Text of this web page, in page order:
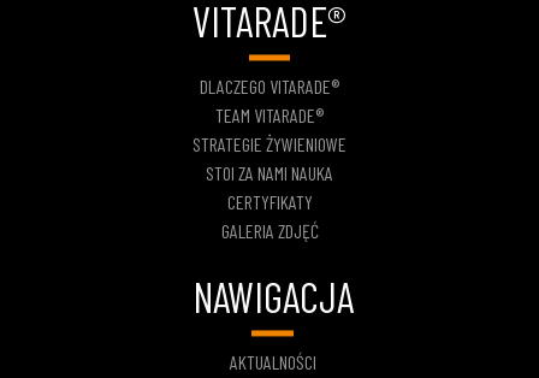
VITARADE®
DLACZEGO VITARADE®
TEAM VITARADE®
STRATEGIE ŻYWIENIOWE
STOI ZA NAMI NAUKA
CERTYFIKATY
GALERIA ZDJĘĆ
NAWIGACJA
AKTUALNOŚCI